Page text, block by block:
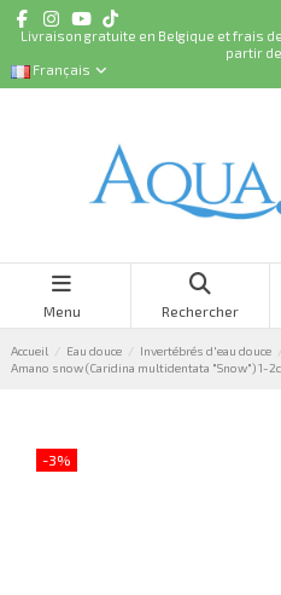
Livraison gratuite en Belgique et frais
partir
Français
Menu Rechercher
Accueil Eau douce Invertébrés d'eau douce
Amano snow (Caridina multidentata "Snow") 1-
-3%